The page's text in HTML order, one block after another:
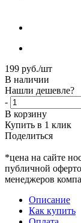
199 руб./шт
В наличии
Нашли дешевле?
-
В корзину
Купить в 1 клик
Поделиться
*цена на сайте
публичной
менеджеров
Описание
Как купить